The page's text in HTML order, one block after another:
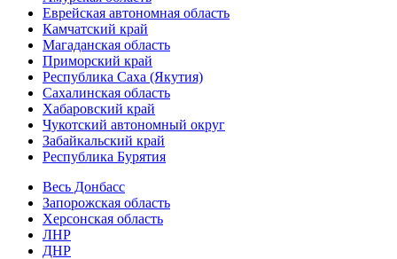
Еврейская автономная область
Камчатский край
Магаданская область
Приморский край
Республика Саха (Якутия)
Сахалинская область
Хабаровский край
Чукотский автономный округ
Забайкальский край
Республика Бурятия
Весь Донбасс
Запорожская область
Херсонская область
ЛНР
ДНР